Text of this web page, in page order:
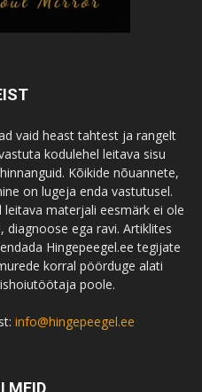
vaid heast tahtest ja rangelt
kodulehel leitava sisu
Kõikide nõuannete,
on lugeja enda vastutusel.
leitava materjali eesmärk ei ole
diagnoose ega ravi. Artiklites
Hingepeegel.ee tegijate
korral pöörduge alati
poole.
info@hingepeegel.ee